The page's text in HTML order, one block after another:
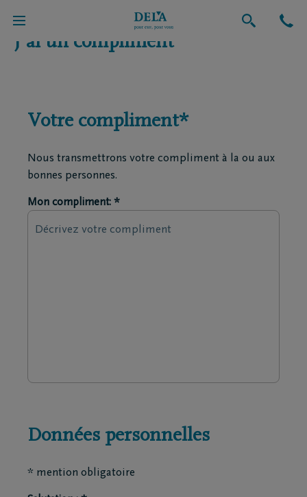
J'ai un compliment
Votre compliment*
Nous transmettrons votre compliment à la ou aux
bonnes personnes.
Mon compliment: *
Données personnelles
* mention obligatoire